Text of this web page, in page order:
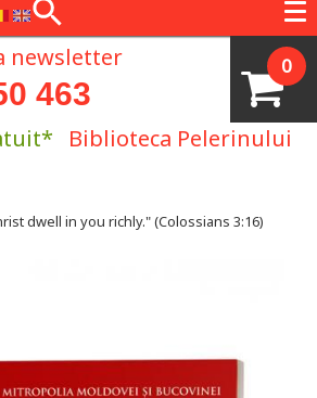
0
newsletter
463
Biblioteca Pelerinului
dwell in you richly." (Colossians 3:16)